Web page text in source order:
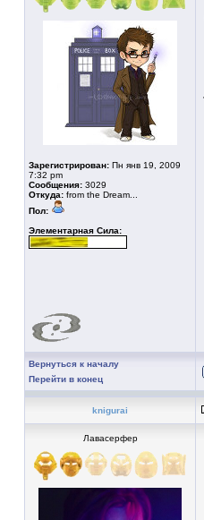
Зарегистрирован: Пн янв 19, 2009
7:32 pm
Сообщения: 3029
Откуда: from the Dream...
Пол:
Элементарная Сила:
Вернуться к началу
Перейти в конец
knigurai
Лавасерфер